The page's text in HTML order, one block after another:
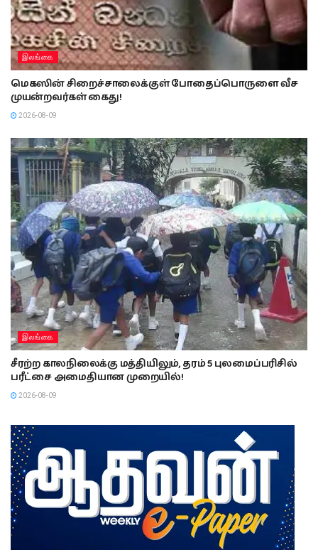
இலங்கை
நாடு தழுவிய பொலிஸ் சோதனை நடவடிக்கை : ஒரே
நாளில் 437 சந்தேக நபர்கள் கைது!
2026-08-09
இலங்கை
மெகஸின் சிறைச்சாலைக்குள் போதைப்பொருளை வீச
முயன்றவர்கள் கைது!